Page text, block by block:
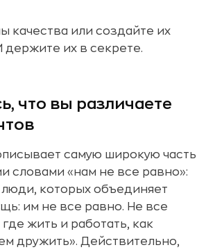
качества или создайте их
держите их в секрете.
что вы различаете
самую широкую часть
словами «нам не все равно»:
которых объединяет
им не все равно. Не все
где жить и работать, как
дружить». Действительно,